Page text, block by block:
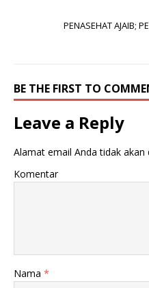
PENASEHAT AJAIB;
BE THE FIRST TO
Leave a Reply
Alamat email Anda tidak akan
Komentar
Nama *